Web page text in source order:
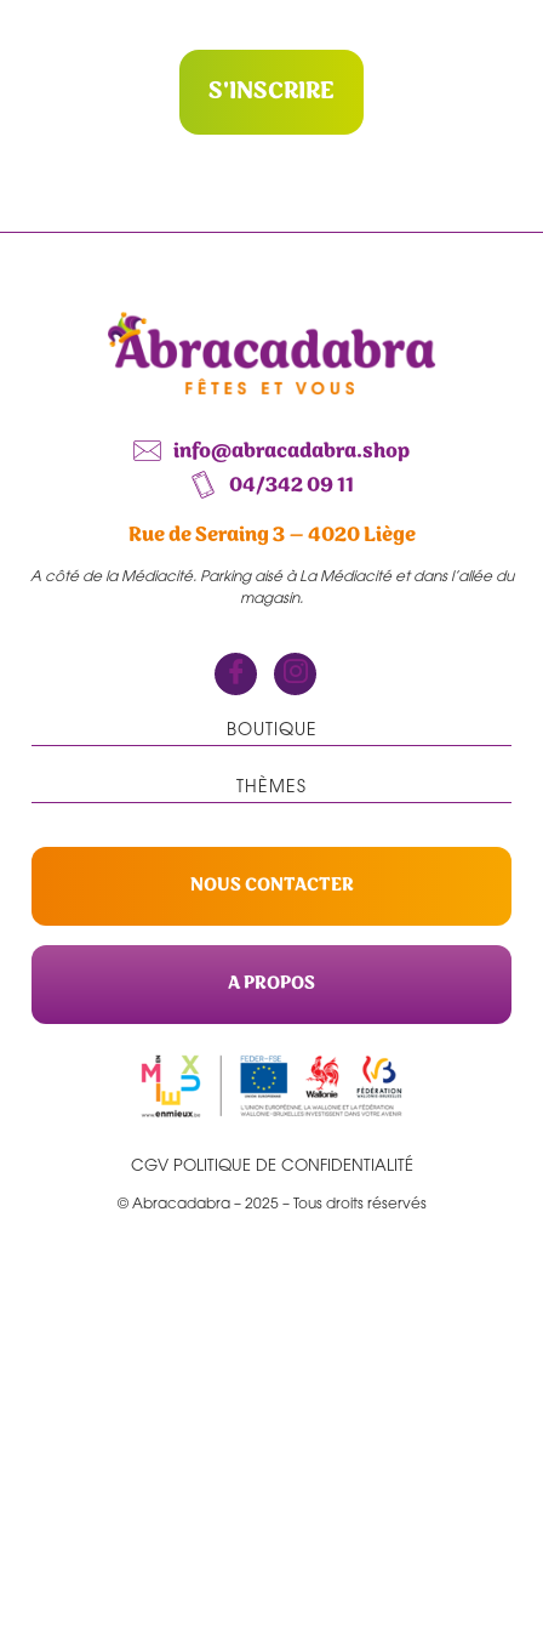
S'INSCRIRE
info@abracadabra.shop
04/342 09 11
Rue de Seraing 3 – 4020 Liège
A côté de la Médiacité. Parking aisé à La Médiacité et dans l’allée du
magasin.
BOUTIQUE
THÈMES
NOUS CONTACTER
A PROPOS
CGV POLITIQUE DE CONFIDENTIALITÉ
© Abracadabra – 2025 – Tous droits réservés